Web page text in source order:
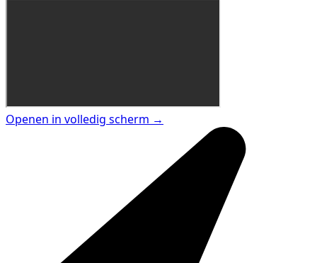
Openen in volledig scherm →